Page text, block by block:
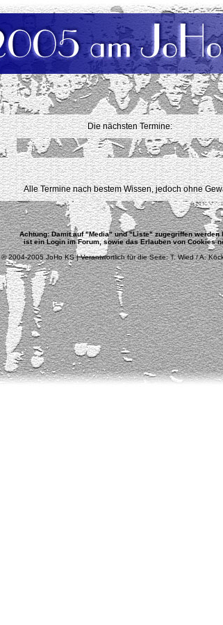
Die nächsten Termine:
Alle Termine nach bestem Wissen, jedoch ohne
Achtung: Damit auf "Media" und "Liste" zugegriffen werden
ist ein Login im Forum, sowie das Erlauben von Cookies
© 2004-2005 JoHo KS | Verantwortlich für die Seite: T. Wied / A.